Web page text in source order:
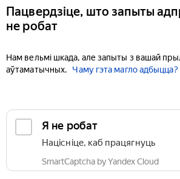
Пацвердзіце, што запыты
не робат
Нам вельмі шкада, але запыты з вашай
аўтаматычных.
Чаму гэта магло адбыцца?
Я не робат
Націсніце, каб працягнуць
SmartCaptcha by Yandex Cloud